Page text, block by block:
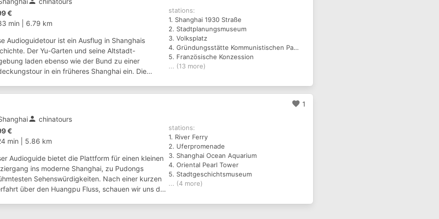
€
min
6.79 km
Audioguidetour ist ein Ausflug in Shanghais
Der Yu-Garten und seine Altstadt-
laden ebenso wie der Bund zu einer
in ein früheres Shanghai ein. Die
stations:
1. Shanghai 1930 Straße
2. Stadtplanungsmuseum
3. Volksplatz
4. Gründungsstätte Kommunistischen Partei Chinas
5. Französische Konzession
... (13 more)
favorite 1
person chinatours
€
min
5.86 km
Audioguide bietet die Plattform für einen kleinen
ins moderne Shanghai, zu Pudongs
Sehenswürdigkeiten. Nach einer kurzen
über den Huangpu Fluss, schauen wir uns den
stations:
1. River Ferry
2. Uferpromenade
3. Shanghai Ocean Aquarium
4. Oriental Pearl Tower
5. Stadtgeschichtsmuseum
... (4 more)